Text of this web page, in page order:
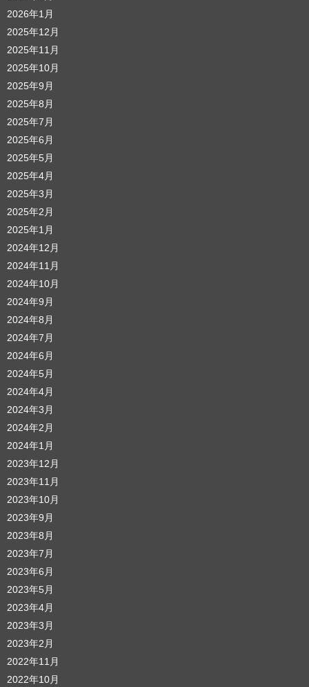
2026年1月
2025年12月
2025年11月
2025年10月
2025年9月
2025年8月
2025年7月
2025年6月
2025年5月
2025年4月
2025年3月
2025年2月
2025年1月
2024年12月
2024年11月
2024年10月
2024年9月
2024年8月
2024年7月
2024年6月
2024年5月
2024年4月
2024年3月
2024年2月
2024年1月
2023年12月
2023年11月
2023年10月
2023年9月
2023年8月
2023年7月
2023年6月
2023年5月
2023年4月
2023年3月
2023年2月
2022年11月
2022年10月